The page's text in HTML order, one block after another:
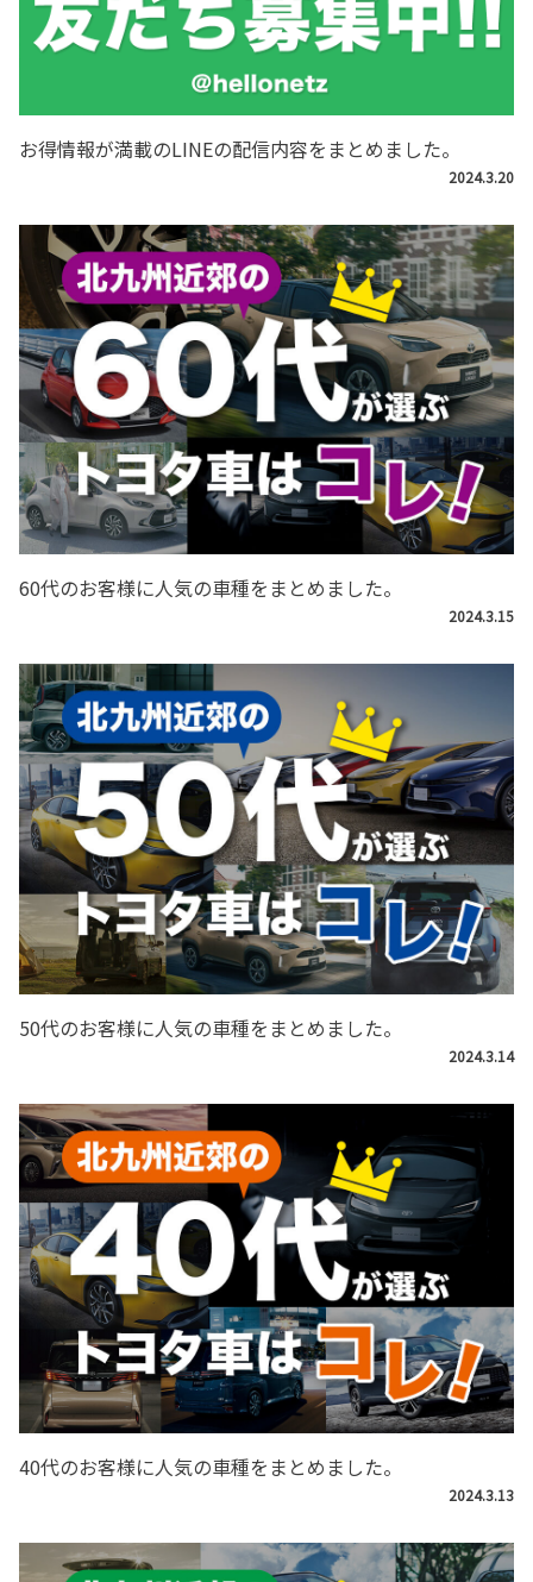
お得情報が満載のLINEの配信内容をまとめました。
2024.3.20
60代のお客様に人気の車種をまとめました。
2024.3.15
50代のお客様に人気の車種をまとめました。
2024.3.14
40代のお客様に人気の車種をまとめました。
2024.3.13